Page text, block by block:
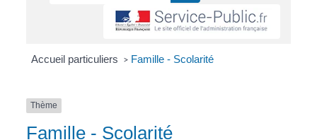
Accueil particuliers > Famille - Scolarité
Thème
Famille - Scolarité